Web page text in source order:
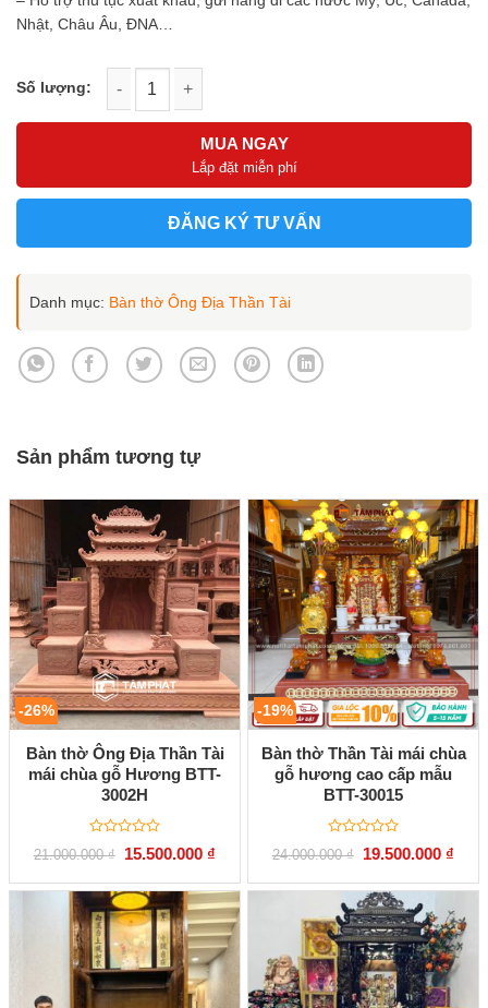
Nhật, Châu Âu, ĐNA…
Trọn bộ combo bàn thờ Ông Địa đẹp BTT-3091 số lượng
MUA NGAY
Lắp đặt miễn phí
ĐĂNG KÝ TƯ VẤN
Danh mục: Bàn thờ Ông Địa Thần Tài
Sản phẩm tương tự
-26%
Bàn thờ Ông Địa Thần Tài
mái chùa gỗ Hương BTT-
3002H
Được
xếp
0
sao
21.000.000₫
Giá
là:
21.000.000 ₫.
15.500.000 ₫
tại
là:
15.500.000 ₫.
-19%
Bàn thờ Thần Tài mái chùa
gỗ hương cao cấp mẫu
BTT-30015
Được
xếp
0
sao
24.000.000₫
Giá
là:
24.000.000 ₫.
19.500.000 ₫
tại
là: